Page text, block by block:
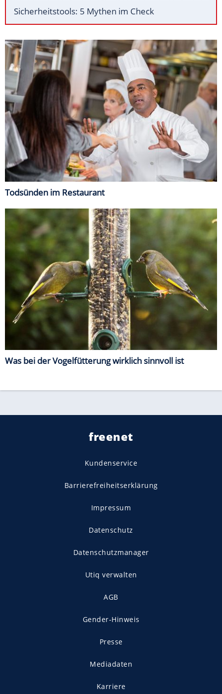
Sicherheitstools: 5 Mythen im Check
Todsünden im Restaurant
Was bei der Vogelfütterung wirklich sinnvoll ist
freenet
Kundenservice
Barrierefreiheitserklärung
Impressum
Datenschutz
Datenschutzmanager
Utiq verwalten
AGB
Gender-Hinweis
Presse
Mediadaten
Karriere